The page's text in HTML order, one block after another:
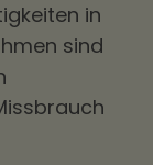
in
sind